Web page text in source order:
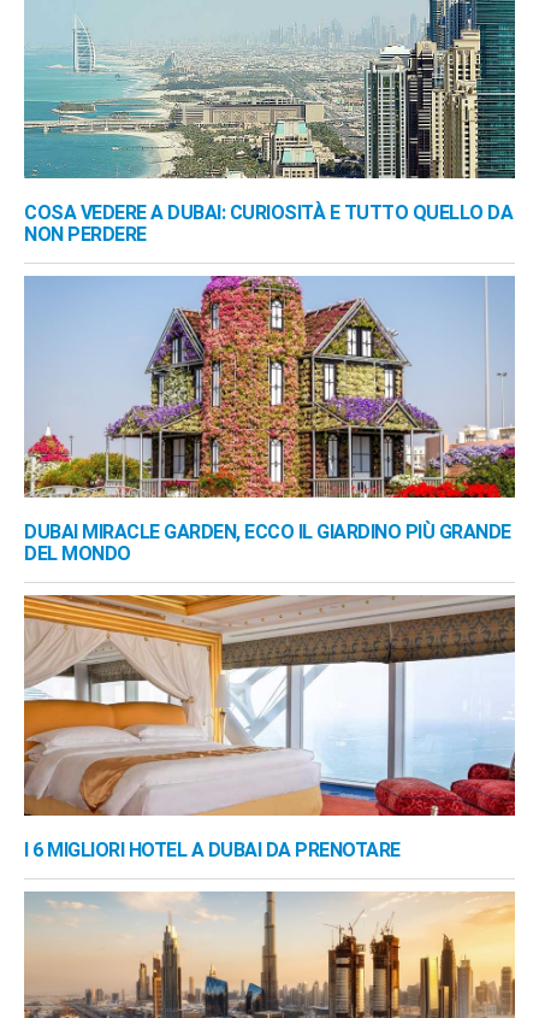
COSA VEDERE A DUBAI: CURIOSITÀ E TUTTO QUELLO DA
NON PERDERE
DUBAI MIRACLE GARDEN, ECCO IL GIARDINO PIÙ GRANDE
DEL MONDO
I 6 MIGLIORI HOTEL A DUBAI DA PRENOTARE